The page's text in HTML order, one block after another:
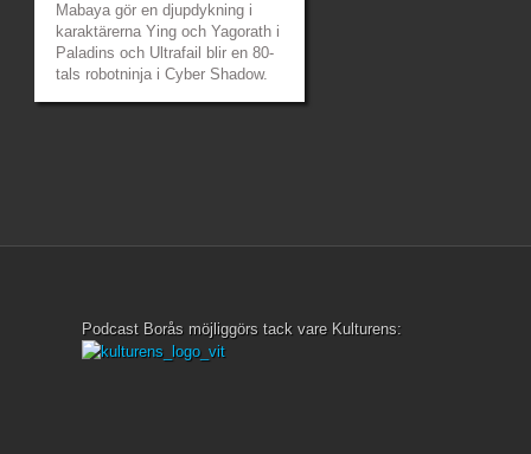
Mabaya gör en djupdykning i
karaktärerna Ying och Yagorath i
Paladins och Ultrafail blir en 80-
tals robotninja i Cyber Shadow.
Podcast Borås möjliggörs tack vare Kulturens: